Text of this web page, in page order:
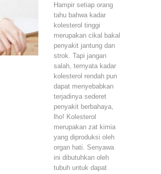
Hampir setiap orang
tahu bahwa kadar
kolesterol tinggi
merupakan cikal bakal
penyakit jantung dan
strok. Tapi jangan
salah, ternyata kadar
kolesterol rendah pun
dapat menyebabkan
terjadinya sederet
penyakit berbahaya,
lho! Kolesterol
merupakan zat kimia
yang diproduksi oleh
organ hati. Senyawa
ini dibutuhkan oleh
tubuh untuk dapat